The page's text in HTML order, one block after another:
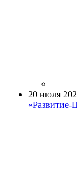
20 июля
«Развитие-